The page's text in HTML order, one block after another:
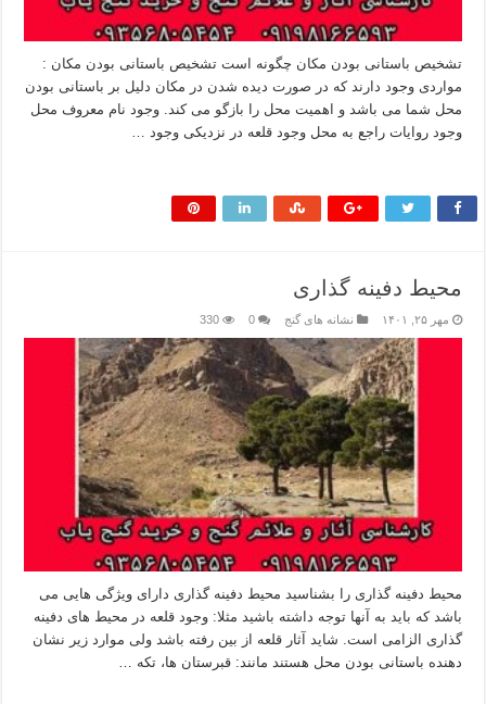
تشخیص باستانی بودن مکان چگونه است تشخیص باستانی بودن مکان :
مواردی وجود دارند که در صورت دیده شدن در مکان دلیل بر باستانی بودن
محل شما می باشد و اهمیت محل را بازگو می کند. وجود نام معروف محل
وجود روایات راجع به محل وجود قلعه در نزدیکی وجود …
محیط دفینه گذاری
مهر ۲۵, ۱۴۰۱ نشانه های گنج 0
330
محیط دفینه گذاری را بشناسید محیط دفینه گذاری دارای ویژگی هایی می
باشد که باید به آنها توجه داشته باشید مثلا: وجود قلعه در محیط های دفینه
گذاری الزامی است. شاید آثار قلعه از بین رفته باشد ولی موارد زیر نشان
دهنده باستانی بودن محل هستند مانند: قبرستان ها، تکه …